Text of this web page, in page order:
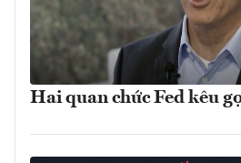
Hai quan chức Fed kêu